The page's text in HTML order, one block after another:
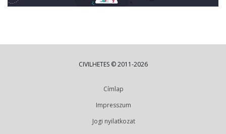
CIVILHETES © 2011-2026
Címlap
Impresszum
Jogi nyilatkozat